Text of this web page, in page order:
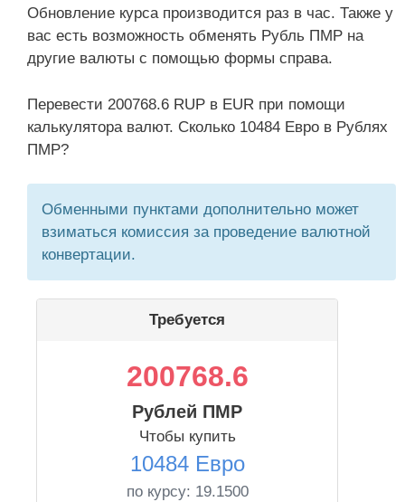
Обновление курса производится раз в час. Также у
вас есть возможность обменять Рубль ПМР на
другие валюты с помощью формы справа.
Перевести 200768.6 RUP в EUR при помощи
калькулятора валют. Сколько 10484 Евро в Рублях
ПМР?
Обменными пунктами дополнительно может
взиматься комиссия за проведение валютной
конвертации.
Требуется
200768.6
Рублей ПМР
Чтобы купить
10484 Евро
по курсу: 19.1500